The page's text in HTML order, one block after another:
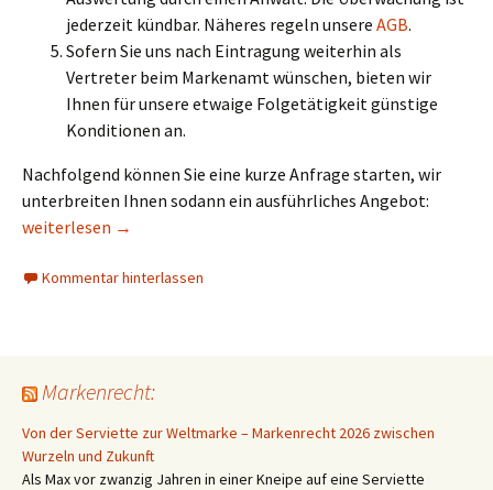
jederzeit kündbar. Näheres regeln unsere AGB.
Sofern Sie uns nach Eintragung weiterhin als
Vertreter beim Markenamt wünschen, bieten wir
Ihnen für unsere etwaige Folgetätigkeit günstige
Konditionen an.
Nachfolgend können Sie eine kurze Anfrage starten, wir
unterbreiten Ihnen sodann ein ausführliches Angebot:
Ausdehnung einer Basismarke nach MMA/PMMA durch
weiterlesen →
Kommentar hinterlassen
Markenrecht:
Von der Serviette zur Weltmarke – Markenrecht 2026 zwischen
Wurzeln und Zukunft
Als Max vor zwanzig Jahren in einer Kneipe auf eine Serviette